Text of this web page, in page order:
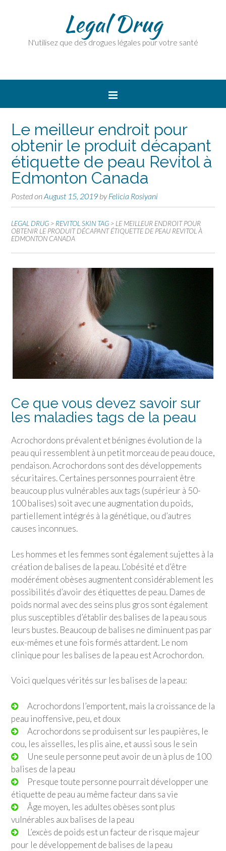
Legal Drug
N'utilisez que des drogues légales pour votre santé
Le meilleur endroit pour
obtenir le produit décapant
étiquette de peau Revitol à
Edmonton Canada
Posted onAugust 15, 2019 byFelicia Rosiyani
LEGAL DRUG > REVITOL SKIN TAG > LE MEILLEUR ENDROIT POUR
OBTENIR LE PRODUIT DÉCAPANT ÉTIQUETTE DE PEAU REVITOL À
EDMONTON CANADA
Ce que vous devez savoir sur
les maladies tags de la peau
Acrochordons prévalent et bénignes évolution de la
peau qui ressemblent à un petit morceau de peau douce,
pendaison. Acrochordons sont des développements
sécuritaires. Certaines personnes pourraient être
beaucoup plus vulnérables aux tags (supérieur à 50-
100 balises) soit avec une augmentation du poids,
partiellement intégrés à la génétique, ou d’autres
causes inconnues.
Les hommes et les femmes sont également sujettes à la
création de balises de la peau. L’obésité et d’être
modérément obèses augmentent considérablement les
possibilités d’avoir des étiquettes de peau. Dames de
poids normal avec des seins plus gros sont également
plus susceptibles d’établir des balises de la peau sous
leurs bustes. Beaucoup de balises ne diminuent pas par
eux-mêmes et une fois formés attardent. Le nom
clinique pour les balises de la peau est Acrochordon.
Voici quelques vérités sur les balises de la peau:
Acrochordons l’emportent, mais la croissance de la
peau inoffensive, peu, et doux
Acrochordons se produisent sur les paupières, le
cou, les aisselles, les plis aine, et aussi sous le sein
Une seule personne peut avoir de un à plus de 100
balises de la peau
Presque toute personne pourrait développer une
étiquette de peau au même facteur dans sa vie
Âge moyen, les adultes obèses sont plus
vulnérables aux balises de la peau
L’excès de poids est un facteur de risque majeur
pour le développement de balises de la peau